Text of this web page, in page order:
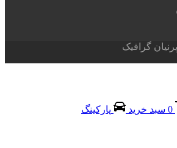
گرافیک
0 سبد خرید پارکینگ